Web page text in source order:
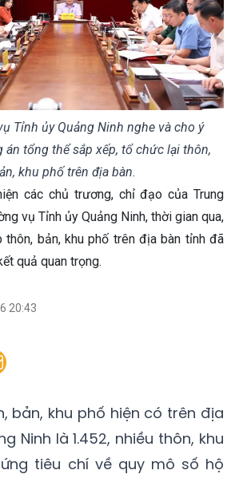
Tỉnh ủy Quảng Ninh nghe và cho ý
án tổng thể sắp xếp, tổ chức lại thôn,
khu phố trên địa bàn.
các chủ trương, chỉ đạo của Trung
vụ Tỉnh ủy Quảng Ninh, thời gian qua,
bản, khu phố trên địa bàn tỉnh đã
quả quan trọng.
20:43
bản, khu phố hiện có trên địa
Ninh là 1.452, nhiều thôn, khu
tiêu chí về quy mô số hộ